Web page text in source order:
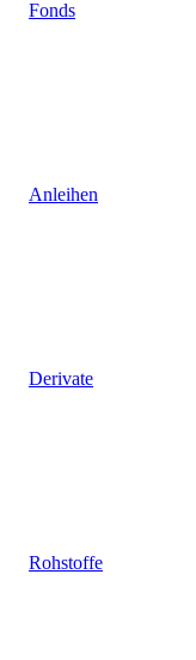
Fonds
Anleihen
Derivate
Rohstoffe